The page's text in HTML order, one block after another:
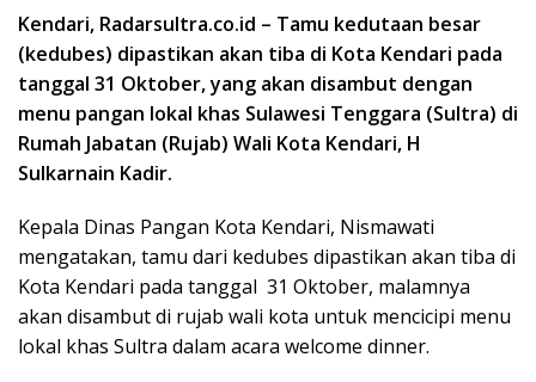
Kendari, Radarsultra.co.id – Tamu kedutaan besar
(kedubes) dipastikan akan tiba di Kota Kendari pada
tanggal 31 Oktober, yang akan disambut dengan
menu pangan lokal khas Sulawesi Tenggara (Sultra) di
Rumah Jabatan (Rujab) Wali Kota Kendari, H
Sulkarnain Kadir.
Kepala Dinas Pangan Kota Kendari, Nismawati
mengatakan, tamu dari kedubes dipastikan akan tiba di
Kota Kendari pada tanggal 31 Oktober, malamnya
akan disambut di rujab wali kota untuk mencicipi menu
lokal khas Sultra dalam acara welcome dinner.